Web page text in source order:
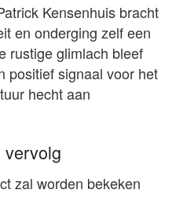
Kensenhuis bracht
en onderging zelf een
rustige glimlach bleef
signaal voor het
hecht aan
vervolg
zal worden bekeken